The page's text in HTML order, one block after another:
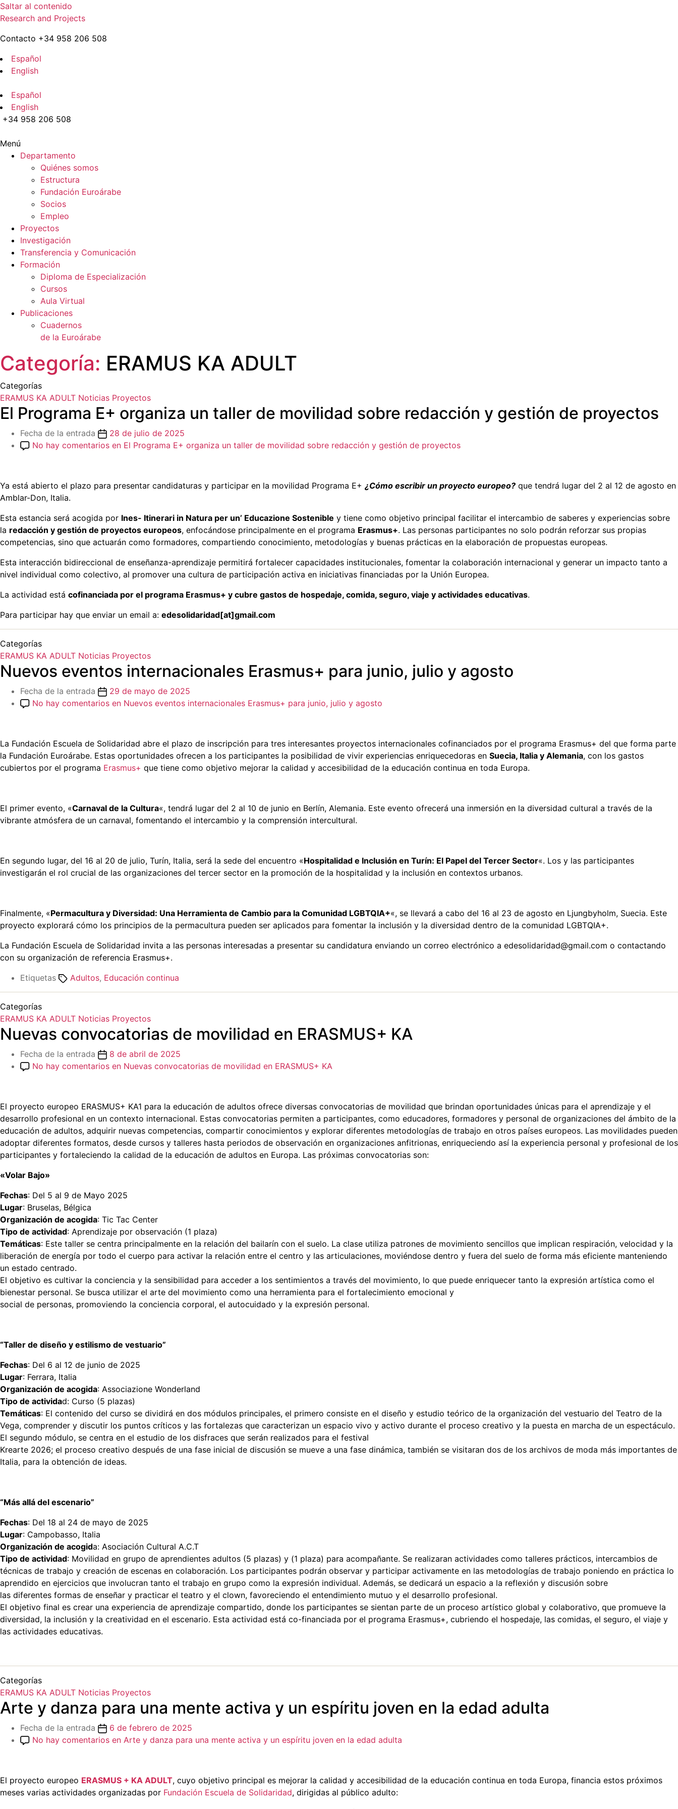
Saltar al contenido
Research and Projects
Contacto +34 958 206 508
Español
English
Español
English
+34 958 206 508
Menú
Departamento
Quiénes somos
Estructura
Fundación Euroárabe
Socios
Empleo
Proyectos
Investigación
Transferencia y Comunicación
Formación
Diploma de Especialización
Cursos
Aula Virtual
Publicaciones
Cuadernos
de la Euroárabe
Categoría: ERAMUS KA ADULT
Categorías
ERAMUS KA ADULT Noticias Proyectos
El Programa E+ organiza un taller de movilidad sobre redacción y gestión de proyectos
Fecha de la entrada
28 de julio de 2025
No hay comentarios en El Programa E+ organiza un taller de movilidad sobre redacción y gestión de proyectos
Ya está abierto el plazo para presentar candidaturas y participar en la movilidad Programa E+ ¿Cómo escribir un proyecto europeo? que tendrá lugar del 2 al 12 de agosto en
Amblar-Don, Italia.
Esta estancia será acogida por Ines- Itinerari in Natura per un’ Educazione Sostenible y tiene como objetivo principal facilitar el intercambio de saberes y experiencias sobre
la redacción y gestión de proyectos europeos, enfocándose principalmente en el programa Erasmus+. Las personas participantes no solo podrán reforzar sus propias
competencias, sino que actuarán como formadores, compartiendo conocimiento, metodologías y buenas prácticas en la elaboración de propuestas europeas.
Esta interacción bidireccional de enseñanza-aprendizaje permitirá fortalecer capacidades institucionales, fomentar la colaboración internacional y generar un impacto tanto a
nivel individual como colectivo, al promover una cultura de participación activa en iniciativas financiadas por la Unión Europea.
La actividad está cofinanciada por el programa Erasmus+ y cubre gastos de hospedaje, comida, seguro, viaje y actividades educativas.
Para participar hay que enviar un email a: edesolidaridad[at]gmail.com
Categorías
ERAMUS KA ADULT Noticias Proyectos
Nuevos eventos internacionales Erasmus+ para junio, julio y agosto
Fecha de la entrada
29 de mayo de 2025
No hay comentarios en Nuevos eventos internacionales Erasmus+ para junio, julio y agosto
La Fundación Escuela de Solidaridad abre el plazo de inscripción para tres interesantes proyectos internacionales cofinanciados por el programa Erasmus+ del que forma parte
la Fundación Euroárabe. Estas oportunidades ofrecen a los participantes la posibilidad de vivir experiencias enriquecedoras en Suecia, Italia y Alemania, con los gastos
cubiertos por el programa Erasmus+ que tiene como objetivo mejorar la calidad y accesibilidad de la educación continua en toda Europa.
El primer evento, «Carnaval de la Cultura«, tendrá lugar del 2 al 10 de junio en Berlín, Alemania. Este evento ofrecerá una inmersión en la diversidad cultural a través de la
vibrante atmósfera de un carnaval, fomentando el intercambio y la comprensión intercultural.
En segundo lugar, del 16 al 20 de julio, Turín, Italia, será la sede del encuentro «Hospitalidad e Inclusión en Turín: El Papel del Tercer Sector«. Los y las participantes
investigarán el rol crucial de las organizaciones del tercer sector en la promoción de la hospitalidad y la inclusión en contextos urbanos.
Finalmente, «Permacultura y Diversidad: Una Herramienta de Cambio para la Comunidad LGBTQIA+«, se llevará a cabo del 16 al 23 de agosto en Ljungbyholm, Suecia. Este
proyecto explorará cómo los principios de la permacultura pueden ser aplicados para fomentar la inclusión y la diversidad dentro de la comunidad LGBTQIA+.
La Fundación Escuela de Solidaridad invita a las personas interesadas a presentar su candidatura enviando un correo electrónico a edesolidaridad@gmail.com o contactando
con su organización de referencia Erasmus+.
Etiquetas
Adultos, Educación continua
Categorías
ERAMUS KA ADULT Noticias Proyectos
Nuevas convocatorias de movilidad en ERASMUS+ KA
Fecha de la entrada
8 de abril de 2025
No hay comentarios en Nuevas convocatorias de movilidad en ERASMUS+ KA
El proyecto europeo ERASMUS+ KA1 para la educación de adultos ofrece diversas convocatorias de movilidad que brindan oportunidades únicas para el aprendizaje y el
desarrollo profesional en un contexto internacional. Estas convocatorias permiten a participantes, como educadores, formadores y personal de organizaciones del ámbito de la
educación de adultos, adquirir nuevas competencias, compartir conocimientos y explorar diferentes metodologías de trabajo en otros países europeos. Las movilidades pueden
adoptar diferentes formatos, desde cursos y talleres hasta periodos de observación en organizaciones anfitrionas, enriqueciendo así la experiencia personal y profesional de los
participantes y fortaleciendo la calidad de la educación de adultos en Europa. Las próximas convocatorias son:
«Volar Bajo»
Fechas: Del 5 al 9 de Mayo 2025
Lugar: Bruselas, Bélgica
Organización de acogida: Tic Tac Center
Tipo de actividad: Aprendizaje por observación (1 plaza)
Temáticas: Este taller se centra principalmente en la relación del bailarín con el suelo. La clase utiliza patrones de movimiento sencillos que implican respiración, velocidad y la
liberación de energía por todo el cuerpo para activar la relación entre el centro y las articulaciones, moviéndose dentro y fuera del suelo de forma más eficiente manteniendo
un estado centrado.
El objetivo es cultivar la conciencia y la sensibilidad para acceder a los sentimientos a través del movimiento, lo que puede enriquecer tanto la expresión artística como el
bienestar personal. Se busca utilizar el arte del movimiento como una herramienta para el fortalecimiento emocional y
social de personas, promoviendo la conciencia corporal, el autocuidado y la expresión personal.
“Taller de diseño y estilismo de vestuario”
Fechas: Del 6 al 12 de junio de 2025
Lugar: Ferrara, Italia
Organización de acogida: Associazione Wonderland
Tipo de actividad: Curso (5 plazas)
Temáticas: El contenido del curso se dividirá en dos módulos principales, el primero consiste en el diseño y estudio teórico de la organización del vestuario del Teatro de la
Vega, comprender y discutir los puntos críticos y las fortalezas que caracterizan un espacio vivo y activo durante el proceso creativo y la puesta en marcha de un espectáculo.
El segundo módulo, se centra en el estudio de los disfraces que serán realizados para el festival
Krearte 2026; el proceso creativo después de una fase inicial de discusión se mueve a una fase dinámica, también se visitaran dos de los archivos de moda más importantes de
Italia, para la obtención de ideas.
“Más allá del escenario”
Fechas: Del 18 al 24 de mayo de 2025
Lugar: Campobasso, Italia
Organización de acogida: Asociación Cultural A.C.T
Tipo de actividad: Movilidad en grupo de aprendientes adultos (5 plazas) y (1 plaza) para acompañante. Se realizaran actividades como talleres prácticos, intercambios de
técnicas de trabajo y creación de escenas en colaboración. Los participantes podrán observar y participar activamente en las metodologías de trabajo poniendo en práctica lo
aprendido en ejercicios que involucran tanto el trabajo en grupo como la expresión individual. Además, se dedicará un espacio a la reflexión y discusión sobre
las diferentes formas de enseñar y practicar el teatro y el clown, favoreciendo el entendimiento mutuo y el desarrollo profesional.
El objetivo final es crear una experiencia de aprendizaje compartido, donde los participantes se sientan parte de un proceso artístico global y colaborativo, que promueve la
diversidad, la inclusión y la creatividad en el escenario. Esta actividad está co-financiada por el programa Erasmus+, cubriendo el hospedaje, las comidas, el seguro, el viaje y
las actividades educativas.
Categorías
ERAMUS KA ADULT Noticias Proyectos
Arte y danza para una mente activa y un espíritu joven en la edad adulta
Fecha de la entrada
6 de febrero de 2025
No hay comentarios en Arte y danza para una mente activa y un espíritu joven en la edad adulta
El proyecto europeo ERASMUS + KA ADULT, cuyo objetivo principal es mejorar la calidad y accesibilidad de la educación continua en toda Europa, financia estos próximos
meses varias actividades organizadas por Fundación Escuela de Solidaridad, dirigidas al público adulto: